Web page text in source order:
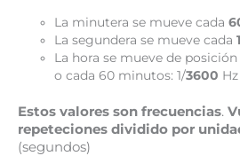
La minutera se mueve cada
La segundera se mueve cada1
La hora se mueve de
o cada 60 minutos: 1/3600 Hz
Estos valores son frecuencias.
repeteciones dividido por
(segundos)